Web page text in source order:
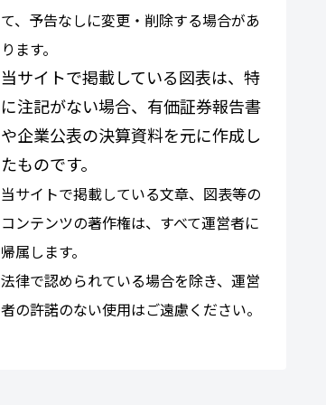
て、予告なしに変更・削除する場合があ
ります。
当サイトで掲載している図表は、特
に注記がない場合、有価証券報告書
や企業公表の決算資料を元に作成し
たものです。
当サイトで掲載している文章、図表等の
コンテンツの著作権は、すべて運営者に
帰属します。
法律で認められている場合を除き、運営
者の許諾のない使用はご遠慮ください。